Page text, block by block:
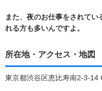
また、夜のお仕事をされて
れる方も多いんですよ。
所在地・アクセス・地図
東京都渋谷区恵比寿南2-3-14